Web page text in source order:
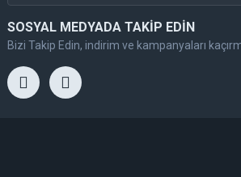
SOSYAL MEDYADA TAKİP EDİN
Bizi Takip Edin, indirim ve kampanyaları